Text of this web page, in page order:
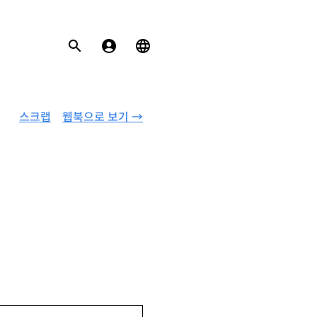
웹북으로 보기 →
스크랩